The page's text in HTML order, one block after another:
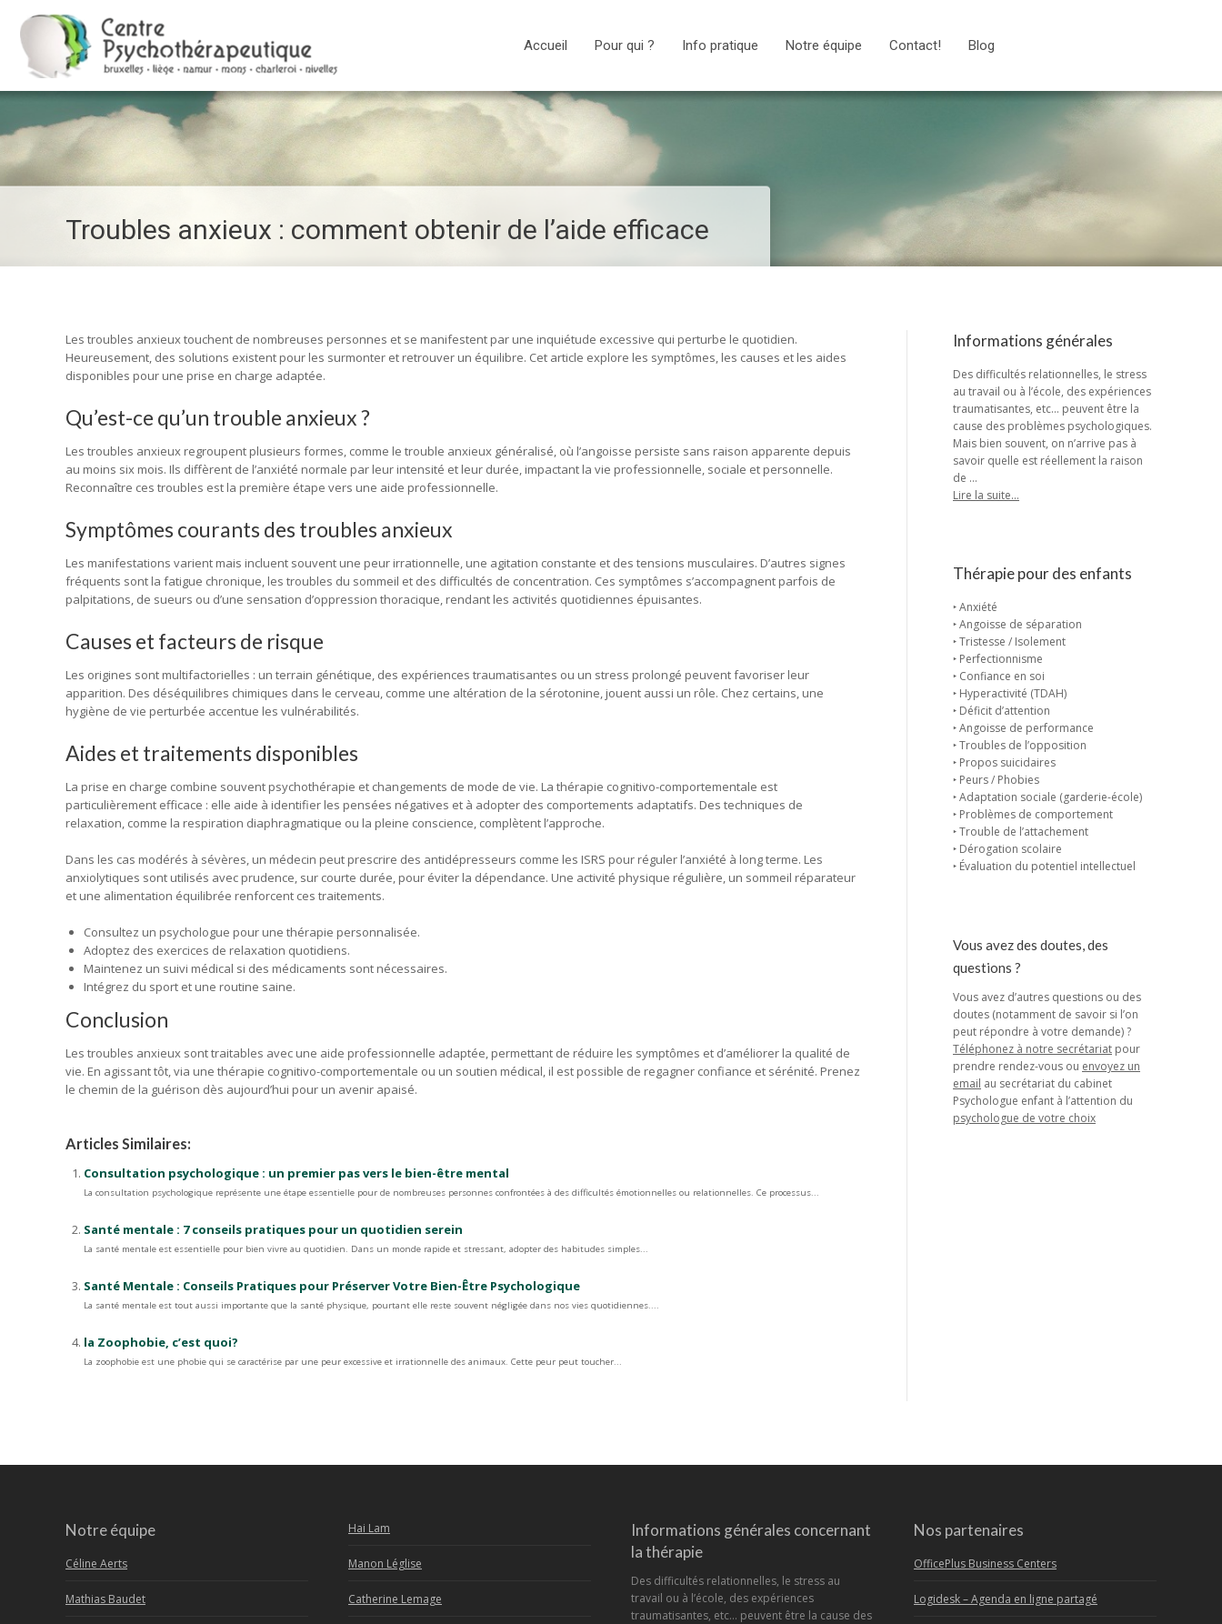
Accueil Pour qui ? Info pratique Notre équipe Contact! Blog
Troubles anxieux : comment obtenir de l’aide efficace
Les troubles anxieux touchent de nombreuses personnes et se manifestent par une inquiétude excessive qui perturbe le quotidien.
Heureusement, des solutions existent pour les surmonter et retrouver un équilibre. Cet article explore les symptômes, les causes et les aides
disponibles pour une prise en charge adaptée.
Qu’est-ce qu’un trouble anxieux ?
Les troubles anxieux regroupent plusieurs formes, comme le trouble anxieux généralisé, où l’angoisse persiste sans raison apparente depuis
au moins six mois. Ils diffèrent de l’anxiété normale par leur intensité et leur durée, impactant la vie professionnelle, sociale et personnelle.
Reconnaître ces troubles est la première étape vers une aide professionnelle.
Symptômes courants des troubles anxieux
Les manifestations varient mais incluent souvent une peur irrationnelle, une agitation constante et des tensions musculaires. D’autres signes
fréquents sont la fatigue chronique, les troubles du sommeil et des difficultés de concentration. Ces symptômes s’accompagnent parfois de
palpitations, de sueurs ou d’une sensation d’oppression thoracique, rendant les activités quotidiennes épuisantes.
Causes et facteurs de risque
Les origines sont multifactorielles : un terrain génétique, des expériences traumatisantes ou un stress prolongé peuvent favoriser leur
apparition. Des déséquilibres chimiques dans le cerveau, comme une altération de la sérotonine, jouent aussi un rôle. Chez certains, une
hygiène de vie perturbée accentue les vulnérabilités.
Aides et traitements disponibles
La prise en charge combine souvent psychothérapie et changements de mode de vie. La thérapie cognitivo-comportementale est
particulièrement efficace : elle aide à identifier les pensées négatives et à adopter des comportements adaptatifs. Des techniques de
relaxation, comme la respiration diaphragmatique ou la pleine conscience, complètent l’approche.
Dans les cas modérés à sévères, un médecin peut prescrire des antidépresseurs comme les ISRS pour réguler l’anxiété à long terme. Les
anxiolytiques sont utilisés avec prudence, sur courte durée, pour éviter la dépendance. Une activité physique régulière, un sommeil réparateur
et une alimentation équilibrée renforcent ces traitements.
Consultez un psychologue pour une thérapie personnalisée.
Adoptez des exercices de relaxation quotidiens.
Maintenez un suivi médical si des médicaments sont nécessaires.
Intégrez du sport et une routine saine.
Conclusion
Les troubles anxieux sont traitables avec une aide professionnelle adaptée, permettant de réduire les symptômes et d’améliorer la qualité de
vie. En agissant tôt, via une thérapie cognitivo-comportementale ou un soutien médical, il est possible de regagner confiance et sérénité. Prenez
le chemin de la guérison dès aujourd’hui pour un avenir apaisé.
Articles Similaires:
Consultation psychologique : un premier pas vers le bien-être mental
La consultation psychologique représente une étape essentielle pour de nombreuses personnes confrontées à des difficultés émotionnelles ou relationnelles. Ce processus...
Santé mentale : 7 conseils pratiques pour un quotidien serein
La santé mentale est essentielle pour bien vivre au quotidien. Dans un monde rapide et stressant, adopter des habitudes simples...
Santé Mentale : Conseils Pratiques pour Préserver Votre Bien-Être Psychologique
La santé mentale est tout aussi importante que la santé physique, pourtant elle reste souvent négligée dans nos vies quotidiennes....
la Zoophobie, c’est quoi?
La zoophobie est une phobie qui se caractérise par une peur excessive et irrationnelle des animaux. Cette peur peut toucher...
Informations générales
Des difficultés relationnelles, le stress
au travail ou à l’école, des expériences
traumatisantes, etc… peuvent être la
cause des problèmes psychologiques.
Mais bien souvent, on n’arrive pas à
savoir quelle est réellement la raison
de …
Lire la suite…
Thérapie pour des enfants
‣ Anxiété
‣ Angoisse de séparation
‣ Tristesse / Isolement
‣ Perfectionnisme
‣ Confiance en soi
‣ Hyperactivité (TDAH)
‣ Déficit d’attention
‣ Angoisse de performance
‣ Troubles de l’opposition
‣ Propos suicidaires
‣ Peurs / Phobies
‣ Adaptation sociale (garderie-école)
‣ Problèmes de comportement
‣ Trouble de l’attachement
‣ Dérogation scolaire
‣ Évaluation du potentiel intellectuel
Vous avez des doutes, des
questions ?
Vous avez d’autres questions ou des
doutes (notamment de savoir si l’on
peut répondre à votre demande) ?
Téléphonez à notre secrétariat pour
prendre rendez-vous ou envoyez un
email au secrétariat du cabinet
Psychologue enfant à l’attention du
psychologue de votre choix
Notre équipe
Céline Aerts
Mathias Baudet
Hai Lam
Manon Léglise
Catherine Lemage
Informations générales concernant
la thérapie
Des difficultés relationnelles, le stress au
travail ou à l’école, des expériences
traumatisantes, etc… peuvent être la cause des
Nos partenaires
OfficePlus Business Centers
Logidesk – Agenda en ligne partagé